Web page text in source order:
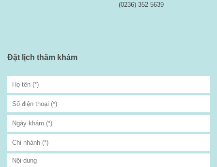
(0236) 352 5639
Đặt lịch thăm khám